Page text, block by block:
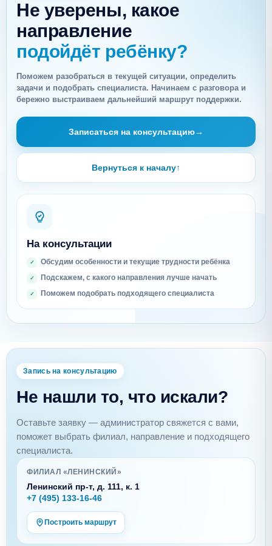
Не уверены, какое
направление
подойдёт ребёнку?
Поможем разобраться в текущей ситуации, определить
задачи и подобрать специалиста. Начинаем с разговора и
бережно выстраиваем дальнейший маршрут поддержки.
Записаться на консультацию→
Вернуться к началу↑
На консультации
Обсудим особенности и текущие трудности ребёнка
Подскажем, с какого направления лучше начать
Поможем подобрать подходящего специалиста
Запись на консультацию
Не нашли то, что искали?
Оставьте заявку — администратор свяжется с вами,
поможет выбрать филиал, направление и подходящего
специалиста.
ФИЛИАЛ «ЛЕНИНСКИЙ»
Ленинский пр-т, д. 111, к. 1
+7 (495) 133-16-46
Построить маршрут